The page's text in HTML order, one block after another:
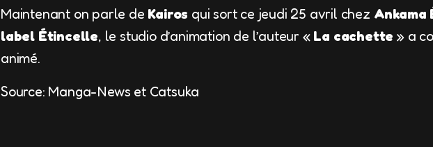
Maintenant on parle de Kairos qui sort ce jeudi 25 avril chez Ankama
label Étincelle, le studio d’animation de l’auteur « La cachette » a
animé.
Source: Manga-News et Catsuka